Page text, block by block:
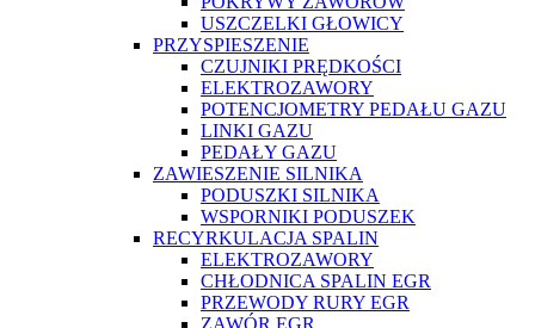
USZCZELKI GŁOWICY
PRZYSPIESZENIE
CZUJNIKI PRĘDKOŚCI
ELEKTROZAWORY
POTENCJOMETRY PEDAŁU GAZU
LINKI GAZU
PEDAŁY GAZU
ZAWIESZENIE SILNIKA
PODUSZKI SILNIKA
WSPORNIKI PODUSZEK
RECYRKULACJA SPALIN
ELEKTROZAWORY
CHŁODNICA SPALIN EGR
PRZEWODY RURY EGR
ZAWÓR EGR